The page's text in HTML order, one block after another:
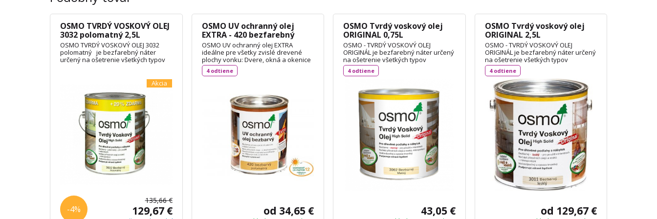
OSMO TVRDÝ VOSKOVÝ OLEJ
3032 polomatný 2,5L
OSMO TVRDÝ VOSKOVÝ OLEJ 3032
polomatný je bezfarebný náter
určený na ošetrenie všetkých typov
oderuodolný a vytvára na dotyk
príjemný povrch. Je vyrobený na báze
prírodných rastlinných olejov,
nepraská a neolupuje sa. Spotreba:
3L / 72m² TECHNICKÝ LIST
Akcia
135,66 €
-4% 129,67 €
OSMO UV ochranný olej
EXTRA - 420 bezfarebný
polomatný 0,75L
OSMO UV ochranný olej EXTRA
ideálne pre všetky zvislé drevené
plochy vonku: Dvere, okná a okenice
(rozmerovo stále stavebné diely),
prístrešky pre autá, drevené fasády,
stavebné diely ). Spotreba: cca 55 ml
/ m² TECHNICKÝ LIST
4 odtiene
od 34,65 €
OSMO Tvrdý voskový olej
ORIGINAL 0,75L
OSMO - TVRDÝ VOSKOVÝ OLEJ
ORIGINÁL je bezfarebný náter určený
na ošetrenie všetkých typov
drevených podláh, dosiek OSB podľa
DIN 18356 a nábytku. Je vhodný aj na
priľnavosti aj na neglazúrované
dlaždice. Spotreba: 1L / 24 m²
TECHNICKÝ LIST
4 odtiene
43,05 €
OSMO Tvrdý voskový olej
ORIGINAL 2,5L
OSMO - TVRDÝ VOSKOVÝ OLEJ
ORIGINÁL je bezfarebný náter určený
na ošetrenie všetkých typov
drevených podláh, dosiek OSB podľa
DIN 18356 a nábytku. Je vhodný aj na
korkové podlahy a vďaka svojej
priľnavosti aj na neglazúrované
dlaždice. Spotreba: 1L / 24 m²
TECHNICKÝ LIST
4 odtiene
od 129,67 €